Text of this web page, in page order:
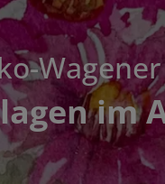
Wagener
im